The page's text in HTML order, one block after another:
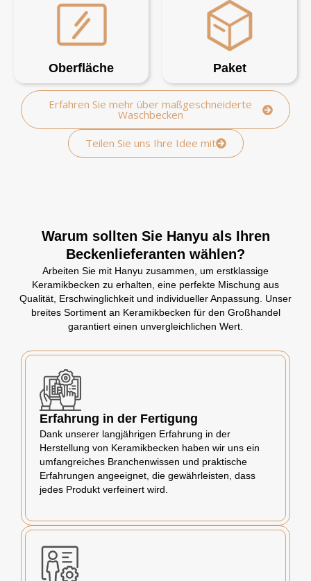
Oberfläche Paket
Erfahren Sie mehr über maßgeschneiderte
Waschbecken
Teilen Sie uns Ihre Idee mit
Warum sollten Sie Hanyu als Ihren
Beckenlieferanten wählen?
Arbeiten Sie mit Hanyu zusammen, um erstklassige
Keramikbecken zu erhalten, eine perfekte Mischung aus
Qualität, Erschwinglichkeit und individueller Anpassung. Unser
breites Sortiment an Keramikbecken für den Großhandel
garantiert einen unvergleichlichen Wert.
Erfahrung in der Fertigung
Dank unserer langjährigen Erfahrung in der
Herstellung von Keramikbecken haben wir uns ein
umfangreiches Branchenwissen und praktische
Erfahrungen angeeignet, die gewährleisten, dass
jedes Produkt verfeinert wird.